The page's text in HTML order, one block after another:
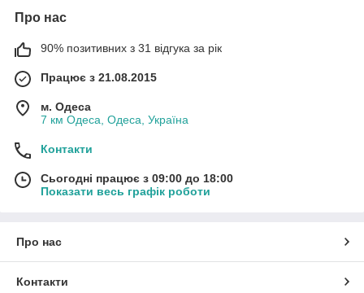
Про нас
90% позитивних з 31 відгука за рік
Працює з 21.08.2015
м. Одеса
7 км Одеса, Одеса, Україна
Контакти
Сьогодні працює з 09:00 до 18:00
Показати весь графік роботи
Про нас
Контакти